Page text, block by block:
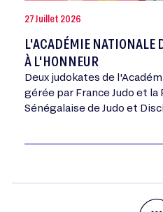
27 Juillet 2026
L'ACADÉMIE NATIONALE
À L'HONNEUR
Deux judokates de
gérée par France Judo et la
Sénégalaise de Judo et